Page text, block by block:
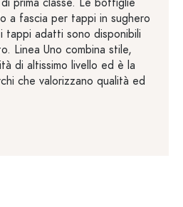
a fascia per tappi in sughero
adatti sono disponibili
Linea Uno combina stile,
di altissimo livello ed è la
che valorizzano qualità ed